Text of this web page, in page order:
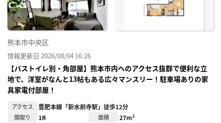
熊本市中央区
情報更新日 2026/08/04 16:26
【バストイレ別・角部屋】熊本市内へのアクセス抜群で便利な立
地で、洋室がなんと13帖もある広々マンスリー！駐車場ありの家
具家電付部屋！
アクセス 豊肥本線「新水前寺駅」徒歩12分
間取り 1R 面積 27m²